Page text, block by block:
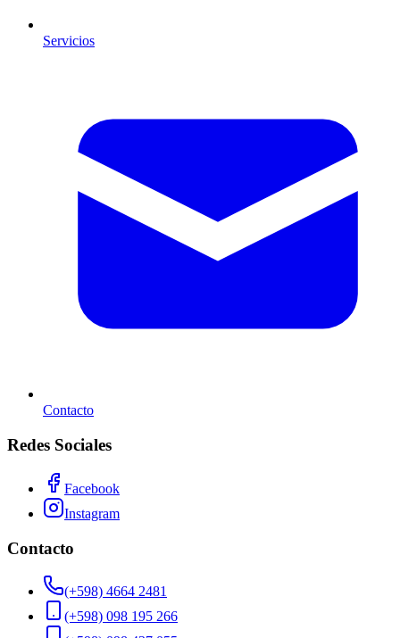
Servicios
Contacto
Redes Sociales
Facebook
Instagram
Contacto
(+598) 4664 2481
(+598) 098 195 266